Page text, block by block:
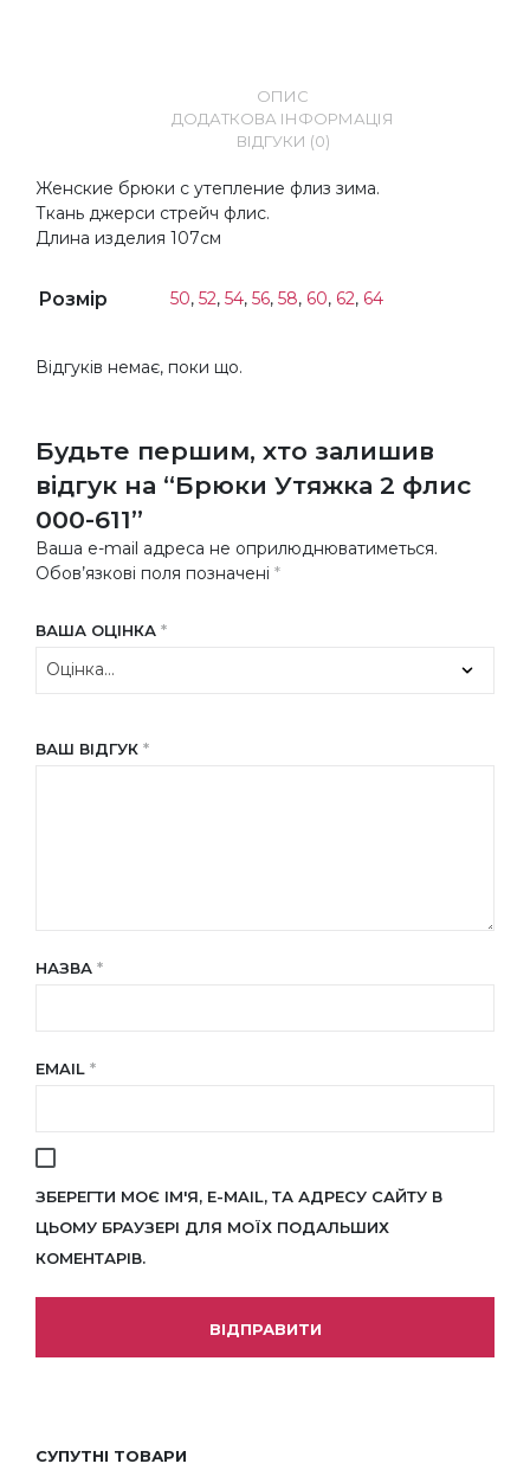
ОПИС
ДОДАТКОВА ІНФОРМАЦІЯ
ВІДГУКИ (0)
Женские брюки с утепление флиз зима.
Ткань джерси стрейч флис.
Длина изделия 107см
Розмір 50, 52, 54, 56, 58, 60, 62, 64
Відгуків немає, поки що.
Будьте першим, хто залишив
відгук на “Брюки Утяжка 2 флис
000-611”
Ваша e-mail адреса не оприлюднюватиметься.
Обов’язкові поля позначені *
ВАША ОЦІНКА *
ВАШ ВІДГУК *
НАЗВА *
EMAIL *
ЗБЕРЕГТИ МОЄ ІМ'Я, E-MAIL, ТА АДРЕСУ САЙТУ В
ЦЬОМУ БРАУЗЕРІ ДЛЯ МОЇХ ПОДАЛЬШИХ
КОМЕНТАРІВ.
СУПУТНІ ТОВАРИ